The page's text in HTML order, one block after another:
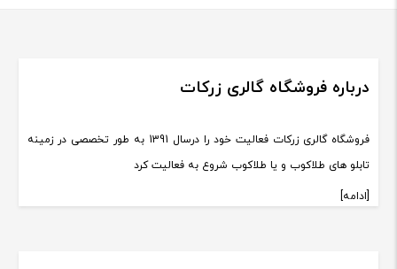
درباره فروشگاه گالری زرکات
فروشگاه گالری زرکات فعالیت خود را درسال 1391 به طور تخصصی در زمینه
تابلو های طلاکوب و یا طلاکوب شروع به فعالیت کرد
[ادامه]